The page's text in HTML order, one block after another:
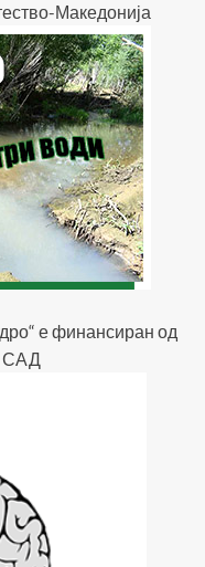
Македонија
е финансиран од
САД